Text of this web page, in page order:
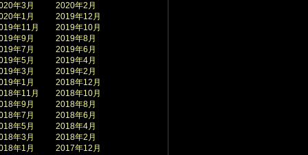
年3月
2020年2月
年1月
2019年12月
年11月
2019年10月
年9月
2019年8月
年7月
2019年6月
年5月
2019年4月
年3月
2019年2月
年1月
2018年12月
年11月
2018年10月
年9月
2018年8月
年7月
2018年6月
年5月
2018年4月
年3月
2018年2月
年1月
2017年12月